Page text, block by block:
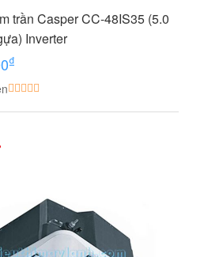
trần Casper CC-48IS35 (5.0
Inverter
₫